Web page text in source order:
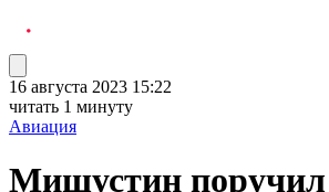
16 августа 2023 15:22
читать 1 минуту
Авиация
Мишустин поручил